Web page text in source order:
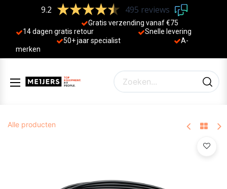
9.2 495 reviews
Gratis verzending vanaf €75
14 dagen gratis retour
Sne lle levering
50+ jaar specialist
A-
merken
Alle producten